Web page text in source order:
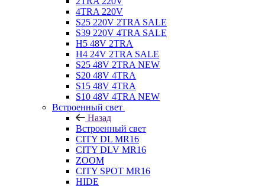
4TRA 220V
S25 220V 2TRA SALE
S39 220V 4TRA SALE
H5 48V 2TRA
H4 24V 2TRA SALE
S25 48V 2TRA NEW
S20 48V 4TRA
S15 48V 4TRA
S10 48V 4TRA NEW
Встроенный свет
Назад
Встроенный свет
CITY DL MR16
CITY DLV MR16
ZOOM
CITY SPOT MR16
HIDE